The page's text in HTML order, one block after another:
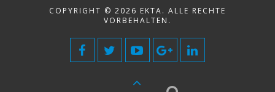
COPYRIGHT © 2026 EKTA. ALLE RECHTE
VORBEHALTEN.